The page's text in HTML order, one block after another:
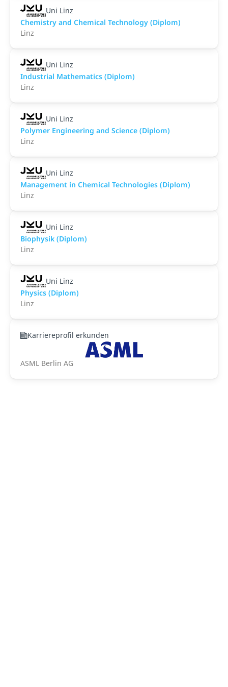
Uni Linz
Chemistry and Chemical Technology (Diplom)
Linz
Uni Linz
Industrial Mathematics (Diplom)
Linz
Uni Linz
Polymer Engineering and Science (Diplom)
Linz
Uni Linz
Management in Chemical Technologies (Diplom)
Linz
Uni Linz
Biophysik (Diplom)
Linz
Uni Linz
Physics (Diplom)
Linz
Karriereprofil erkunden
ASML Berlin AG